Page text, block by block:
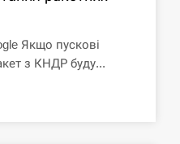
Якщо пускові
з КНДР буду...